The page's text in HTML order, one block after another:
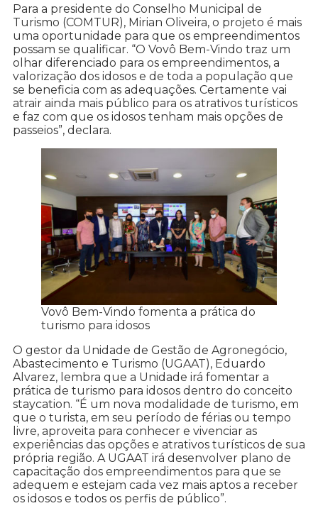
Para a presidente do Conselho Municipal de
Turismo (COMTUR), Mirian Oliveira, o projeto é mais
uma oportunidade para que os empreendimentos
possam se qualificar. “O Vovô Bem-Vindo traz um
olhar diferenciado para os empreendimentos, a
valorização dos idosos e de toda a população que
se beneficia com as adequações. Certamente vai
atrair ainda mais público para os atrativos turísticos
e faz com que os idosos tenham mais opções de
passeios”, declara.
Vovô Bem-Vindo fomenta a prática do
turismo para idosos
O gestor da Unidade de Gestão de Agronegócio,
Abastecimento e Turismo (UGAAT), Eduardo
Alvarez, lembra que a Unidade irá fomentar a
prática de turismo para idosos dentro do conceito
staycation. “É um nova modalidade de turismo, em
que o turista, em seu período de férias ou tempo
livre, aproveita para conhecer e vivenciar as
experiências das opções e atrativos turísticos de sua
própria região. A UGAAT irá desenvolver plano de
capacitação dos empreendimentos para que se
adequem e estejam cada vez mais aptos a receber
os idosos e todos os perfis de público”.